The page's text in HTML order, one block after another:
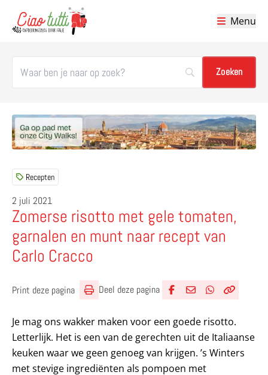
Menu
Recepten
2 juli 2021
Zomerse risotto met gele tomaten,
garnalen en munt naar recept van
Carlo Cracco
Print deze pagina Deel deze pagina
Je mag ons wakker maken voor een goede risotto.
Letterlijk. Het is een van de gerechten uit de Italiaanse
keuken waar we geen genoeg van krijgen. ’s Winters
met stevige ingrediënten als pompoen met